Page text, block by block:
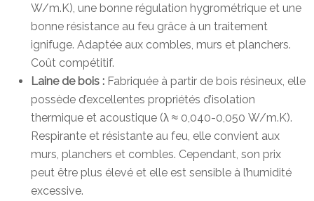
W/m.K), une bonne régulation hygrométrique et une
bonne résistance au feu grâce à un traitement
ignifuge. Adaptée aux combles, murs et planchers.
Coût compétitif.
Laine de bois : Fabriquée à partir de bois résineux, elle
possède d’excellentes propriétés d’isolation
thermique et acoustique (λ ≈ 0,040-0,050 W/m.K).
Respirante et résistante au feu, elle convient aux
murs, planchers et combles. Cependant, son prix
peut être plus élevé et elle est sensible à l’humidité
excessive.